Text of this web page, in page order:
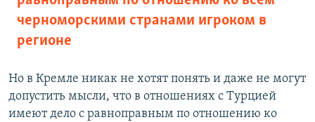
черноморскими странами игроком в
регионе
Но в Кремле никак не хотят понять и даже не могут
допустить мысли, что в отношениях с Турцией
имеют дело с равноправным по отношению ко